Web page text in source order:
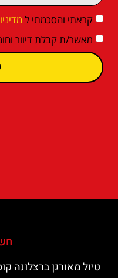
קראתי והסכמתי ל
מאשר/ת קבלת דיוור
טיול מאורגן ברצלונה